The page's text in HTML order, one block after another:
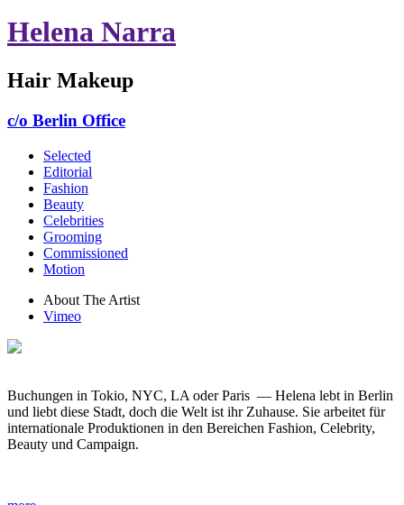
Helena Narra
Hair Makeup
c/o Berlin Office
Selected
Editorial
Fashion
Beauty
Celebrities
Grooming
Commissioned
Motion
About The Artist
Vimeo
Buchungen in Tokio, NYC, LA oder Paris — Helena lebt in Berlin
und liebt diese Stadt, doch die Welt ist ihr Zuhause. Sie arbeitet für
internationale Produktionen in den Bereichen Fashion, Celebrity,
Beauty und Campaign.